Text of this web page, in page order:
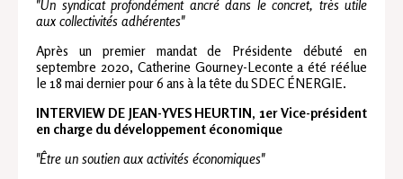
"Un syndicat profondément ancré dans le concret, très utile
aux collectivités adhérentes"
Après un premier mandat de Présidente débuté en
septembre 2020, Catherine Gourney-Leconte a été réélue
le 18 mai dernier pour 6 ans à la tête du SDEC ÉNERGIE.
INTERVIEW DE JEAN-YVES HEURTIN, 1er Vice-président
en charge du développement économique
"Être un soutien aux activités économiques"